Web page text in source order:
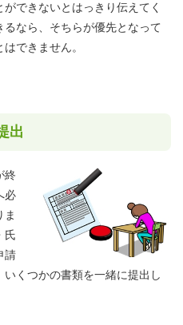
できないとはっきり伝えてく
なら、そちらが優先となって
できません。
出
終
必
ま
氏
請
くつかの書類を一緒に提出し